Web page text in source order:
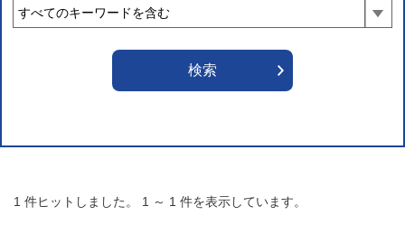
1 件ヒットしました。 1 ～ 1 件を表示しています。